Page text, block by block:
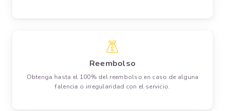
Reembolso
Obtenga hasta el 100% del reembolso en caso de alguna
falencia o irregularidad con el servicio.